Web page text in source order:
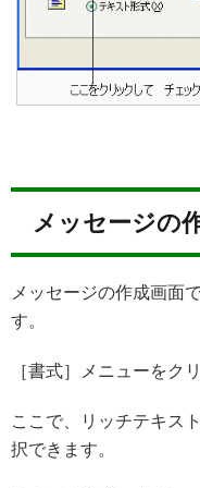
メッセージの
メッセージの作成画面
す。
［書式］メニューをク
ここで、リッチテキス
択できます。